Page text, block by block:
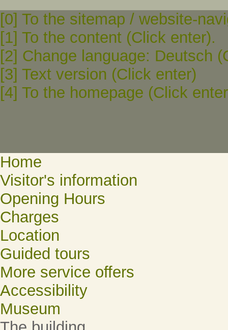
[0] To the sitemap / website-
[1] To the content (Click enter).
[2] Change language: Deutsch
[3] Text version (Click enter)
[4] To the homepage (Click
Home
Visitor's information
Opening Hours
Charges
Location
Guided tours
More service offers
Accessibility
Museum